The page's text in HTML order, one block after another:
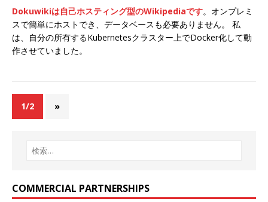
Dokuwikiは自己ホスティング型のWikipediaです。オンプレミ
スで簡単にホストでき、データベースも必要ありません。 私
は、自分の所有するKubernetesクラスター上でDocker化して動
作させていました。
1/2 »
COMMERCIAL PARTNERSHIPS